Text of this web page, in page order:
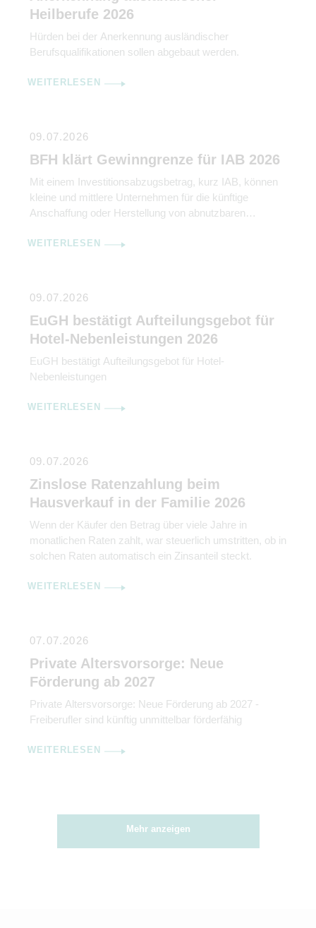
Heilberufe 2026
Hürden bei der Anerkennung ausländischer
Berufsqualifikationen sollen abgebaut werden.
WEITERLESEN
09.07.2026
BFH klärt Gewinngrenze für IAB 2026
Mit einem Investitionsabzugsbetrag, kurz IAB, können
kleine und mittlere Unternehmen für die künftige
Anschaffung oder Herstellung von abnutzbaren
bis zu 50 % der voraussichtlichen Anschaffungs- oder
Überschuss-Rechnung ermittelt wird. Gleichzeitig […]
WEITERLESEN
09.07.2026
EuGH bestätigt Aufteilungsgebot für
Hotel-Nebenleistungen 2026
EuGH bestätigt Aufteilungsgebot für Hotel-
Nebenleistungen
WEITERLESEN
09.07.2026
Zinslose Ratenzahlung beim
Hausverkauf in der Familie 2026
Wenn der Käufer den Betrag über viele Jahre in
monatlichen Raten zahlt, war steuerlich umstritten, ob in
solchen Raten automatisch ein Zinsanteil steckt.
WEITERLESEN
07.07.2026
Private Altersvorsorge: Neue
Förderung ab 2027
Private Altersvorsorge: Neue Förderung ab 2027 -
Freiberufler sind künftig unmittelbar förderfähig
WEITERLESEN
Mehr anzeigen